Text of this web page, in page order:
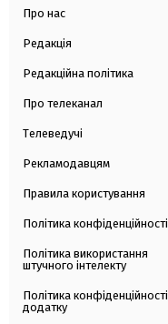
Про нас
Редакція
Редакційна політика
Про телеканал
Телеведучі
Рекламодавцям
Правила користування
Політика конфіденційності
Політика використання
штучного інтелекту
Політика конфіденційності
додатку